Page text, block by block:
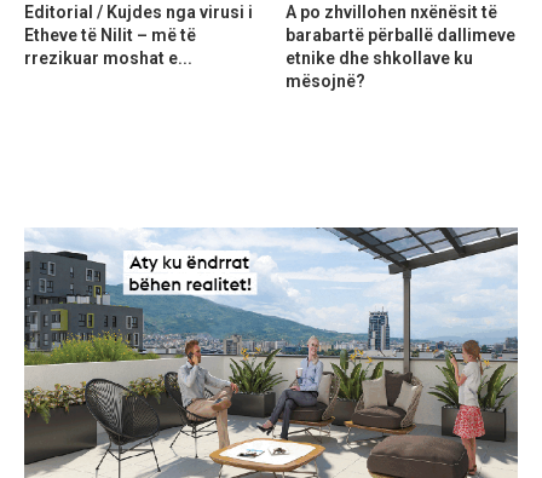
Editorial / Kujdes nga virusi i
Etheve të Nilit – më të
rrezikuar moshat e...
A po zhvillohen nxënësit të
barabartë përballë dallimeve
etnike dhe shkollave ku
mësojnë?